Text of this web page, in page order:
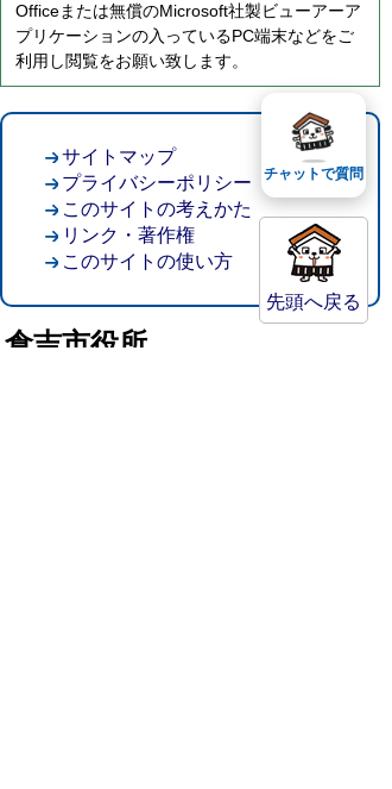
Officeまたは無償のMicrosoft社製ビューアーア
プリケーションの入っているPC端末などをご
利用し閲覧をお願い致します。
先頭へ戻る
サイトマップ
プライバシーポリシー
このサイトの考えかた
リンク・著作権
このサイトの使い方
倉吉市役所
チャットで質問